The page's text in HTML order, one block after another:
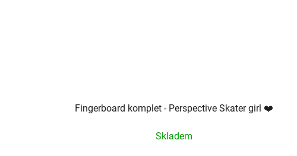
Fingerboard komplet - Perspective Skater girl ❤️
Skladem